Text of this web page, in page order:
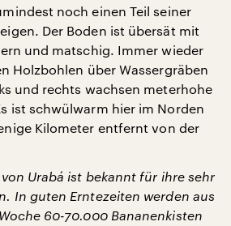
noch einen Teil seiner
Der Boden ist übersät mit
und matschig. Immer wieder
Holzbohlen über Wassergräben
und rechts wachsen meterhohe
ist schwülwarm hier im Norden
Kilometer entfernt von der
von Urabá ist bekannt für ihre sehr
In guten Erntezeiten werden aus
60-70.000 Bananenkisten